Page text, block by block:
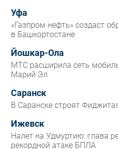
Уфа
«Газпром нефть» создаст
в Башкортостане
Йошкар-Ола
МТС расширила сеть
Марий Эл
Саранск
В Саранске строят
Ижевск
Налет на Удмуртию: глава
рекордной атаке БПЛА